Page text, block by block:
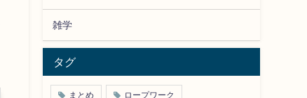
雑学
タグ
まとめ ロープワーク